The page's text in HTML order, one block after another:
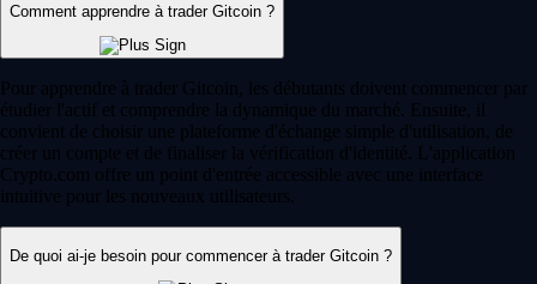
Comment apprendre à trader Gitcoin ?
Pour apprendre à trader Gitcoin, les débutants doivent commencer par
étudier l'actif et comprendre la dynamique du marché. Ensuite, il
convient de choisir une plateforme d'échange simple d'utilisation, de
créer un compte et de finaliser la vérification d'identité. L'application
Crypto.com offre un point d'entrée accessible avec une interface
intuitive pour les nouveaux utilisateurs.
De quoi ai-je besoin pour commencer à trader Gitcoin ?